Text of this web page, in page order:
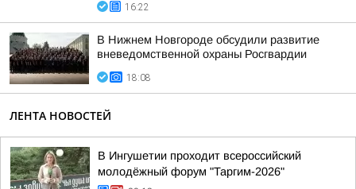
16:22
В Нижнем Новгороде обсудили развитие
вневедомственной охраны Росгвардии
18:08
ЛЕНТА НОВОСТЕЙ
В Ингушетии проходит всероссийский
молодёжный форум "Таргим-2026"